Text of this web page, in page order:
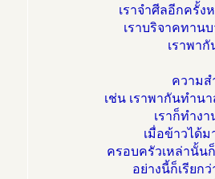
เราจำศีลอีกครั้ง
เราบริจาคทานบ
เราพากั
ความส
เช่น เราพากันทำนา
เราก็ทำง
เมื่อข้าวได้ม
ครอบครัวเหล่านั้น
อย่างนี้ก็เรียก